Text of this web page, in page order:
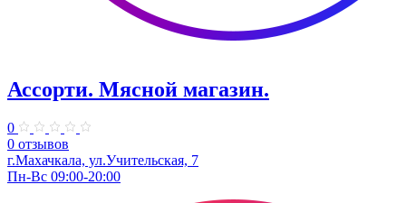
Ассорти. Мясной магазин.
0
0 отзывов
г.Махачкала, ​ул.Учительская, 7
Пн-Вс 09:00-20:00